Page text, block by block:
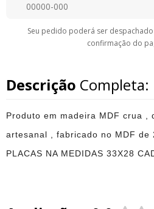
Seu pedido poderá ser
confirmação do
Descrição Completa:
Produto em madeira MDF crua ,
artesanal , fabricado no MDF de
PLACAS NA MEDIDAS 33X28